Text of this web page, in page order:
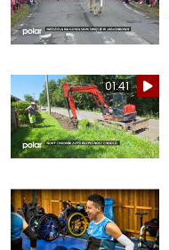
01:41